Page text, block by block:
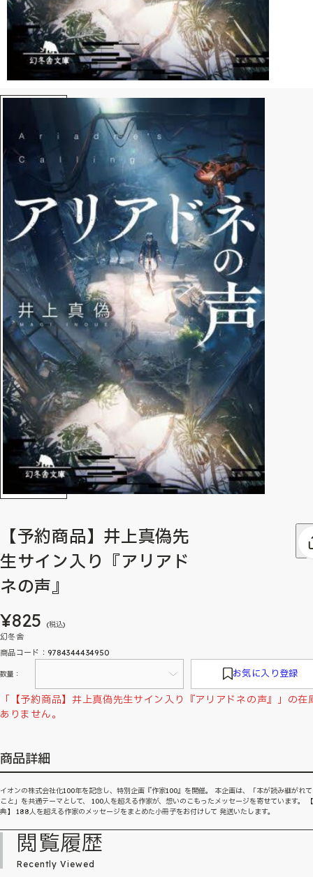
【予約商品】井上真偽先
生サイン入り『アリアド
ネの声』
¥825 (税込)
幻冬舎
商品コード：9784344434950
数量： お気に入り登録
「【予約商品】井上真偽先生サイン入り『アリアドネの声』」の在
ありません。
商品詳細
イオンの株式会社化100年を記念し、特別企画『作家100』を開催。 本企画は、「本が読み継がれ
こと」を共通テーマとして、 100人を超える作家が、想いのこもったメッセージを寄せています。
典】 188人を超える作家のメッセージをまとめた小冊子をお付けして 発送いたします。
閲覧履歴
Recently Viewed